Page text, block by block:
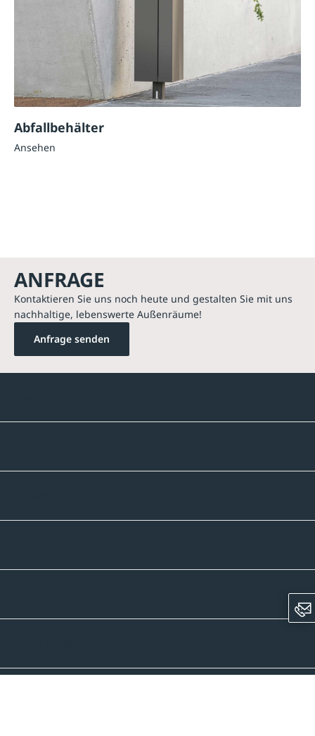
Abfallbehälter
Ansehen
ANFRAGE
Kontaktieren Sie uns noch heute und gestalten Sie mit uns
nachhaltige, lebenswerte Außenräume!
Anfrage senden